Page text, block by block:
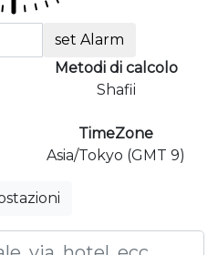
set Alarm
Metodi di calcolo
Shafii
TimeZone
Asia/Tokyo (GMT 9)